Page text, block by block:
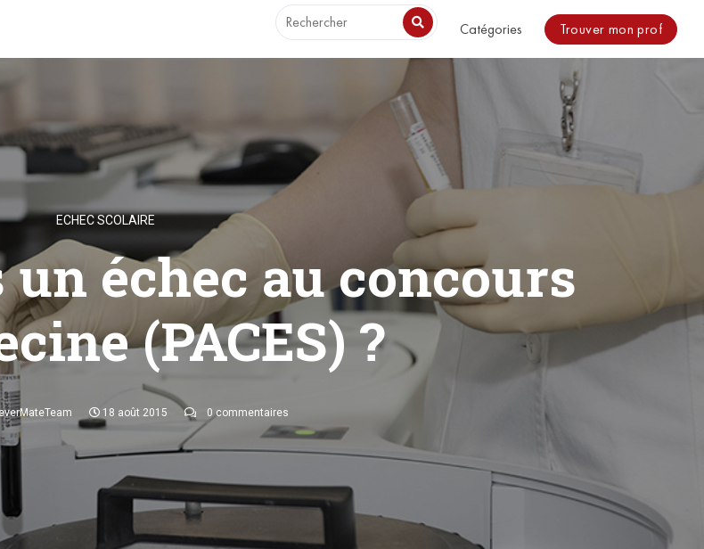
available. This file no longer needs to be included. in /usr/share/nginx/html/magazine/wp-
Catégories Trouver mon prof
ECHEC SCOLAIRE
échec au concours
(PACES) ?
18 août 2015 0 commentaires